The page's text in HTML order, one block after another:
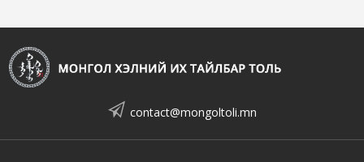
contact@mongoltoli.mn